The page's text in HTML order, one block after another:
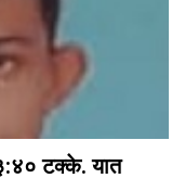
टक्के. यात